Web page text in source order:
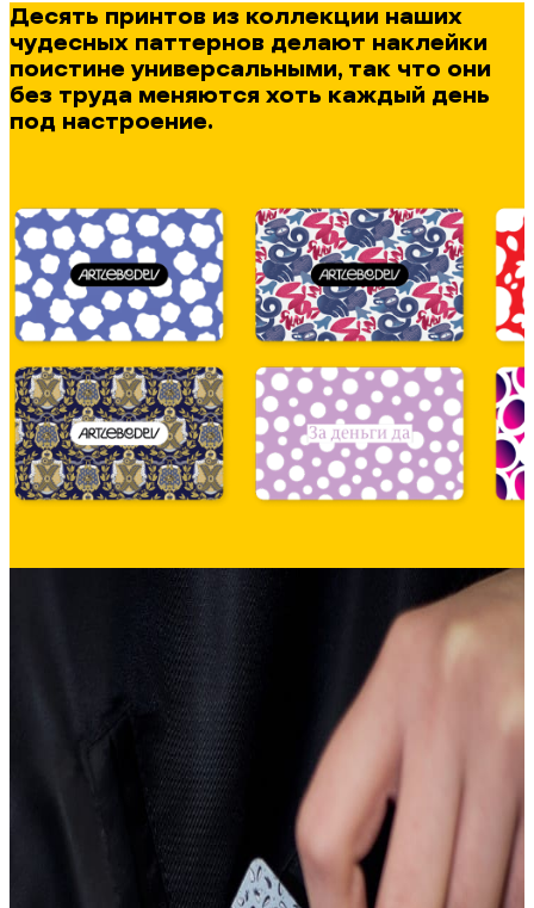
Десять принтов из коллекции наших
чудесных паттернов делают наклейки
поистине универсальными, так что они
без труда меняются хоть каждый день
под настроение.